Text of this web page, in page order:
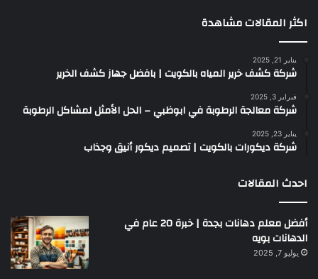
اكثر المقالات مشاهدة
يناير 21, 2025
شركة كشف خرير المياه بالكويت | بافضل جهاز كشف الخرير
فبراير 3, 2025
شركة معالجة الرطوبة في ابوظبي – الحل الأمثل لمشاكل الرطوبة
يناير 23, 2025
شركة ديكورات بالكويت | تصميم ديكور أنيق وجذاب
احدث المقالات
أفضل معلم دهانات بجدة | خبرة 20 عام في
الدهانات بويه
يوليو 7, 2025